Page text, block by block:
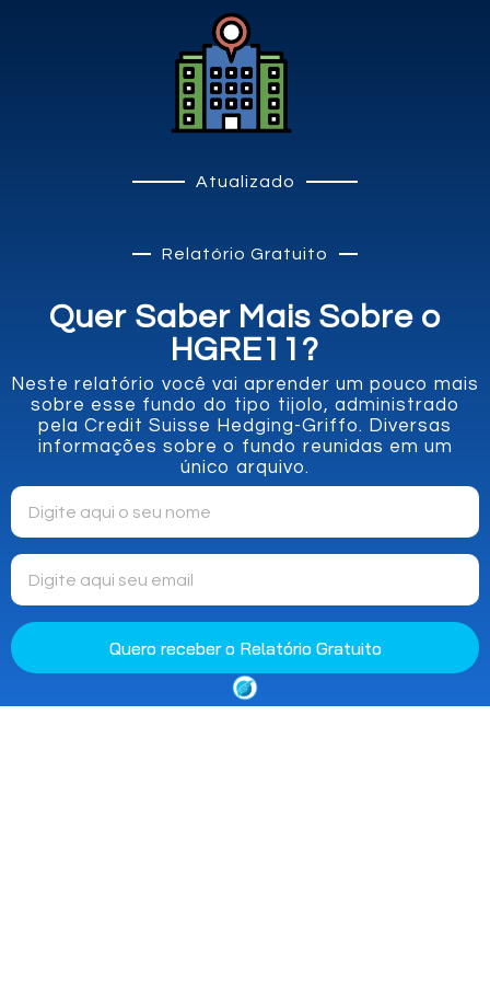
Atualizado
Relatório Gratuito
Quer Saber Mais Sobre o
HGRE11?
Neste relatório você vai aprender um pouco mais
sobre esse fundo do tipo tijolo, administrado
pela Credit Suisse Hedging-Griffo. Diversas
informações sobre o fundo reunidas em um
único arquivo.
Quero receber o Relatório Gratuito